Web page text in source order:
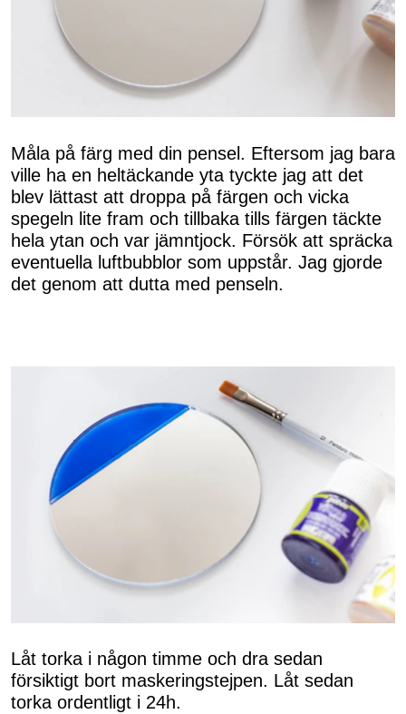
Måla på färg med din pensel. Eftersom jag bara
ville ha en heltäckande yta tyckte jag att det
blev lättast att droppa på färgen och vicka
spegeln lite fram och tillbaka tills färgen täckte
hela ytan och var jämntjock. Försök att spräcka
eventuella luftbubblor som uppstår. Jag gjorde
det genom att dutta med penseln.
Låt torka i någon timme och dra sedan
försiktigt bort maskeringstejpen. Låt sedan
torka ordentligt i 24h.